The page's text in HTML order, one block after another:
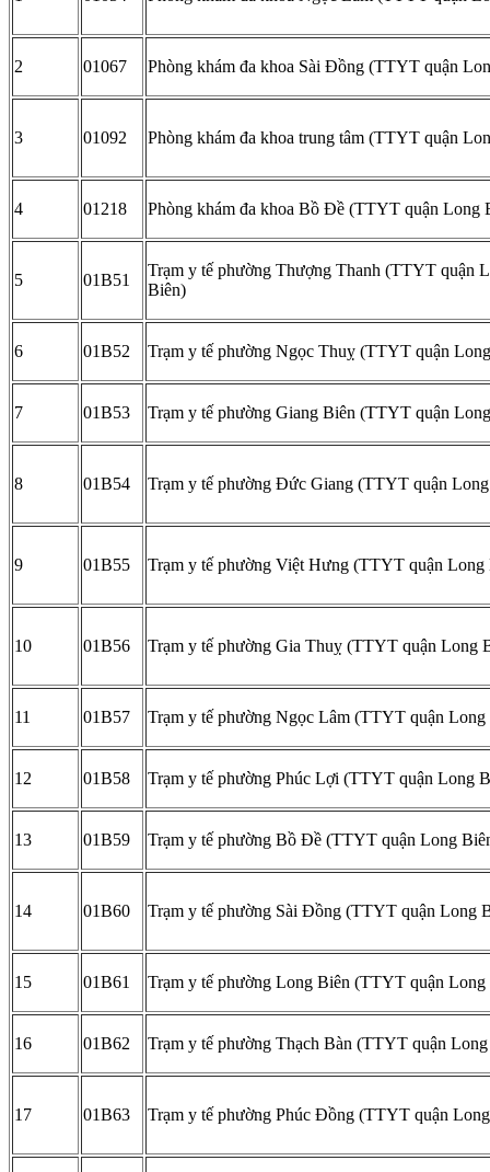
2 01067 Phòng khám đa khoa Sài Đồng (TTYT quận
3 01092 Phòng khám đa khoa trung tâm (TTYT quận
4 01218 Phòng khám đa khoa Bồ Đề (TTYT quận Long
5 01B51
Trạm y tế phường Thượng Thanh (TTYT quận
Biên)
6 01B52 Trạm y tế phường Ngọc Thuỵ (TTYT quận
7 01B53 Trạm y tế phường Giang Biên (TTYT quận
8 01B54 Trạm y tế phường Đức Giang (TTYT quận
9 01B55 Trạm y tế phường Việt Hưng (TTYT quận Long
10 01B56 Trạm y tế phường Gia Thuỵ (TTYT quận Long
11 01B57 Trạm y tế phường Ngọc Lâm (TTYT quận Long
12 01B58 Trạm y tế phường Phúc Lợi (TTYT quận Long
13 01B59 Trạm y tế phường Bồ Đề (TTYT quận Long
14 01B60 Trạm y tế phường Sài Đồng (TTYT quận Long
15 01B61 Trạm y tế phường Long Biên (TTYT quận Long
16 01B62 Trạm y tế phường Thạch Bàn (TTYT quận
17 01B63 Trạm y tế phường Phúc Đồng (TTYT quận